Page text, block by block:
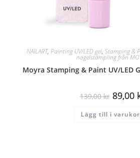
NAILART, Painting UV/LED gel, Stamping &
nagelstämpling från
Moyra Stamping & Paint UV/LED
139,00kr 89,00
Lägg till i